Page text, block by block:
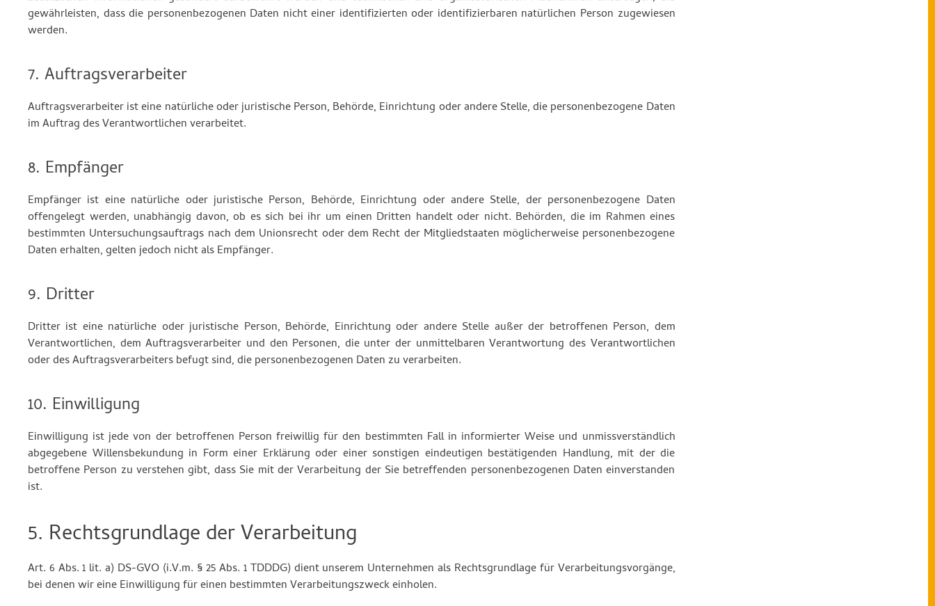
gewährleisten, dass die personenbezogenen Daten nicht einer identifizierten oder identifizierbaren natürlichen Person zugewiesen
werden.
7. Auftragsverarbeiter
Auftragsverarbeiter ist eine natürliche oder juristische Person, Behörde, Einrichtung oder andere Stelle, die personenbezogene Daten
im Auftrag des Verantwortlichen verarbeitet.
8. Empfänger
Empfänger ist eine natürliche oder juristische Person, Behörde, Einrichtung oder andere Stelle, der personenbezogene Daten
offengelegt werden, unabhängig davon, ob es sich bei ihr um einen Dritten handelt oder nicht. Behörden, die im Rahmen eines
bestimmten Untersuchungsauftrags nach dem Unionsrecht oder dem Recht der Mitgliedstaaten möglicherweise personenbezogene
Daten erhalten, gelten jedoch nicht als Empfänger.
9. Dritter
Dritter ist eine natürliche oder juristische Person, Behörde, Einrichtung oder andere Stelle außer der betroffenen Person, dem
Verantwortlichen, dem Auftragsverarbeiter und den Personen, die unter der unmittelbaren Verantwortung des Verantwortlichen
oder des Auftragsverarbeiters befugt sind, die personenbezogenen Daten zu verarbeiten.
10. Einwilligung
Einwilligung ist jede von der betroffenen Person freiwillig für den bestimmten Fall in informierter Weise und unmissverständlich
abgegebene Willensbekundung in Form einer Erklärung oder einer sonstigen eindeutigen bestätigenden Handlung, mit der die
betroffene Person zu verstehen gibt, dass Sie mit der Verarbeitung der Sie betreffenden personenbezogenen Daten einverstanden
ist.
5. Rechtsgrundlage der Verarbeitung
Art. 6 Abs. 1 lit. a) DS-GVO (i.V.m. § 25 Abs. 1 TDDDG) dient unserem Unternehmen als Rechtsgrundlage für Verarbeitungsvorgänge,
bei denen wir eine Einwilligung für einen bestimmten Verarbeitungszweck einholen.